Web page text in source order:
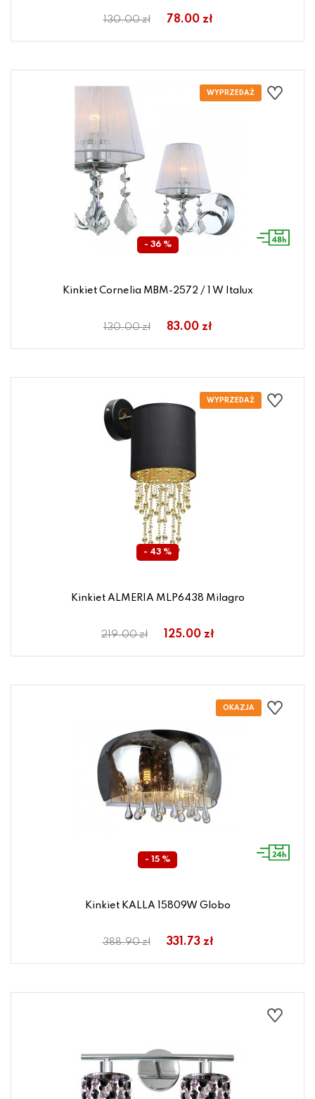
130.00 zł 78.00 zł
- 36 %
Kinkiet Cornelia MBM-2572 / 1 W Italux
130.00 zł 83.00 zł
- 43 %
Kinkiet ALMERIA MLP6438 Milagro
219.00 zł 125.00 zł
- 15 %
Kinkiet KALLA 15809W Globo
388.90 zł 331.73 zł